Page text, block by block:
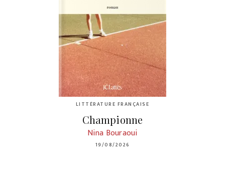
LITTÉRATURE FRANÇAISE
Championne
Nina Bouraoui
19/08/2026